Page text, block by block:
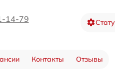
14-79
Контакты Отзывы